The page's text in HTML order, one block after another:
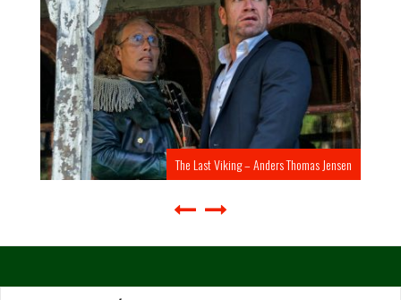
The Last Viking – Anders Thomas Jensen